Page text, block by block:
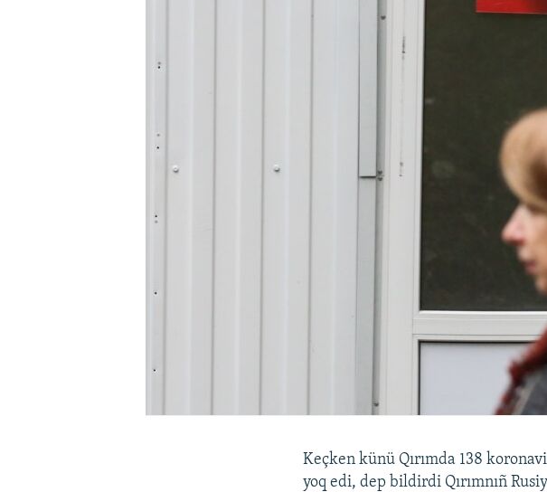
Keçken künü Qırımda 138
yoq edi, dep bildirdi Qırımnıñ